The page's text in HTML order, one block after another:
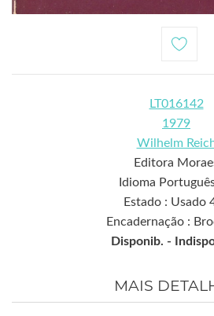
LT016142
1979
Wilhelm
Editora
Idioma
Estado : Usado
Encadernação :
Disponib. -
MAIS